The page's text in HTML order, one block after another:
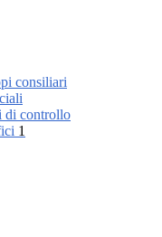
consiliari
di controllo
1